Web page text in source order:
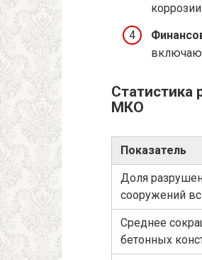
Статистика
МКО
Показатель
Доля
сооружений
Среднее
бетонных